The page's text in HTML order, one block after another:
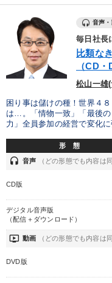
音声
毎日社長
比類な
（CD
松山一雄
困り事は儲けの種！世界４
は…。「情物一致」「最後
力」全員参加の経営で変化
形 態
headset 音声 （どの形態でも内容は
CD版
デジタル音声版
（配信＋ダウンロード）
ondemand_video 動画 （どの形態でも内容は
DVD版